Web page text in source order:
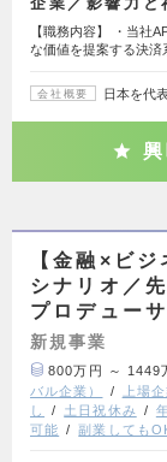
【職務内容】 ・当社
な価値を提案する決
会社概要 日本を代
【金融×ビ
シナリオ／
プロデュー
新規事業
800万円 ～ 1449
バル企業）
上場
し
土日祝休み
可能
副業しても